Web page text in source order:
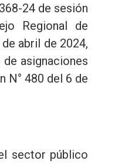
24 de sesión
Regional de
abril de 2024,
asignaciones
N° 480 del 6 de
sector público